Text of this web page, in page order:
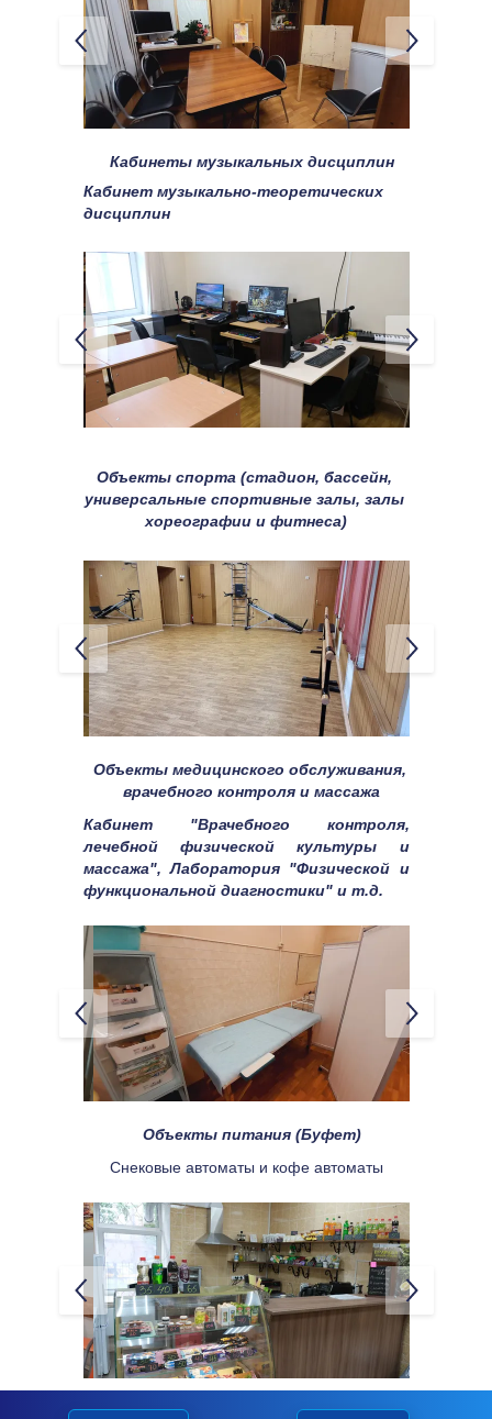
Кабинеты музыкальных дисциплин
Кабинет музыкально-теоретических
дисциплин
Объекты спорта (стадион, бассейн,
универсальные спортивные залы, залы
хореографии и фитнеса)
Объекты медицинского обслуживания,
врачебного контроля и массажа
Кабинет "Врачебного контроля,
лечебной физической культуры и
массажа", Лаборатория "Физической и
функциональной диагностики" и т.д.
Объекты питания (Буфет)
Снековые автоматы и кофе автоматы